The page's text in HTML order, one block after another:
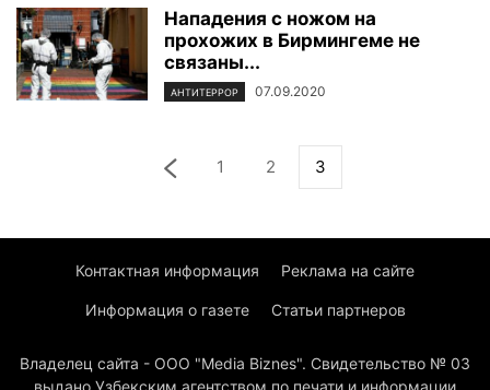
Нападения с ножом на
прохожих в Бирмингеме не
связаны...
АНТИТЕРРОР 07.09.2020
1 2 3
Контактная информация Реклама на сайте
Информация о газете Статьи партнеров
Владелец сайта - ООО "Media Biznes". Свидетельство № 03